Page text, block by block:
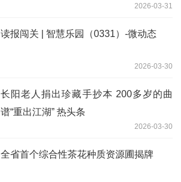
2026-03-31
读报闯关 | 智慧乐园（0331）-微动态
2026-03-30
长阳老人捐出珍藏手抄本 200多岁的曲
谱“重出江湖” 热头条
2026-03-30
全省首个综合性茶花种质资源圃揭牌